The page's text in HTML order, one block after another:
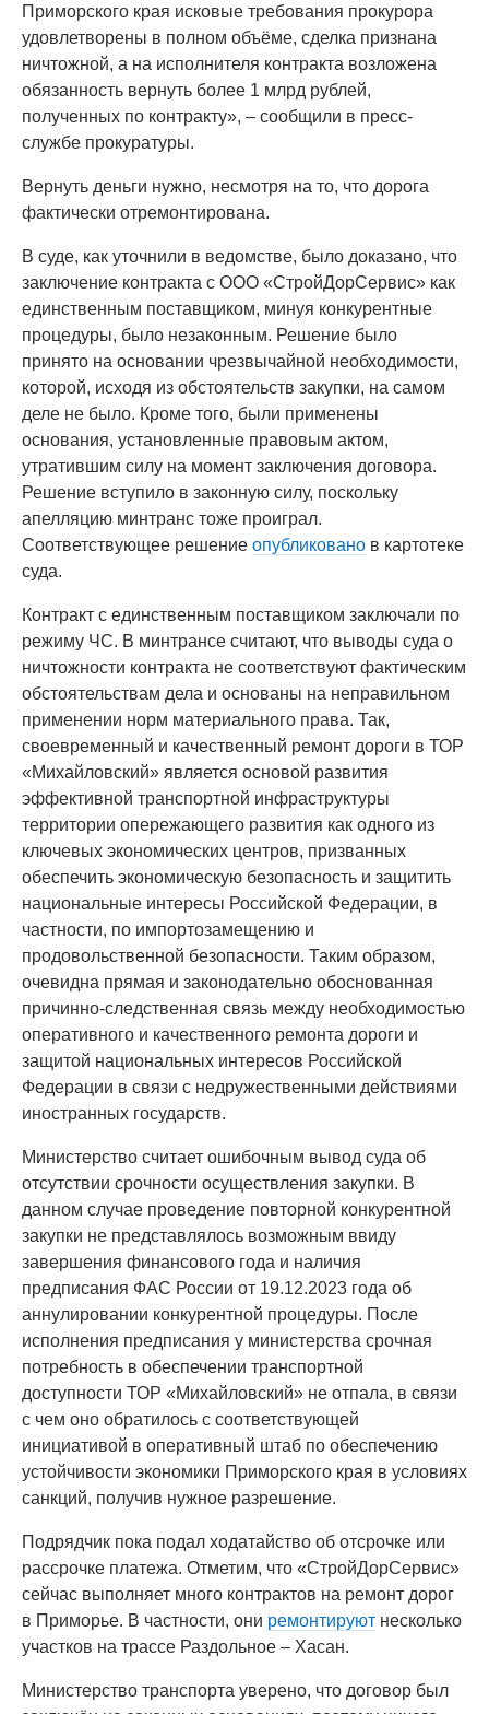
Приморского края исковые требования прокурора
удовлетворены в полном объёме, сделка признана
ничтожной, а на исполнителя контракта возложена
обязанность вернуть более 1 млрд рублей,
полученных по контракту», – сообщили в пресс-
службе прокуратуры.
Вернуть деньги нужно, несмотря на то, что дорога
фактически отремонтирована.
В суде, как уточнили в ведомстве, было доказано, что
заключение контракта с ООО «СтройДорСервис» как
единственным поставщиком, минуя конкурентные
процедуры, было незаконным. Решение было
принято на основании чрезвычайной необходимости,
которой, исходя из обстоятельств закупки, на самом
деле не было. Кроме того, были применены
основания, установленные правовым актом,
утратившим силу на момент заключения договора.
Решение вступило в законную силу, поскольку
апелляцию минтранс тоже проиграл.
Соответствующее решение опубликовано в картотеке
суда.
Контракт с единственным поставщиком заключали по
режиму ЧС. В минтрансе считают, что выводы суда о
ничтожности контракта не соответствуют фактическим
обстоятельствам дела и основаны на неправильном
применении норм материального права. Так,
своевременный и качественный ремонт дороги в ТОР
«Михайловский» является основой развития
эффективной транспортной инфраструктуры
территории опережающего развития как одного из
ключевых экономических центров, призванных
обеспечить экономическую безопасность и защитить
национальные интересы Российской Федерации, в
частности, по импортозамещению и
продовольственной безопасности. Таким образом,
очевидна прямая и законодательно обоснованная
причинно-следственная связь между необходимостью
оперативного и качественного ремонта дороги и
защитой национальных интересов Российской
Федерации в связи с недружественными действиями
иностранных государств.
Министерство считает ошибочным вывод суда об
отсутствии срочности осуществления закупки. В
данном случае проведение повторной конкурентной
закупки не представлялось возможным ввиду
завершения финансового года и наличия
предписания ФАС России от 19.12.2023 года об
аннулировании конкурентной процедуры. После
исполнения предписания у министерства срочная
потребность в обеспечении транспортной
доступности ТОР «Михайловский» не отпала, в связи
с чем оно обратилось с соответствующей
инициативой в оперативный штаб по обеспечению
устойчивости экономики Приморского края в условиях
санкций, получив нужное разрешение.
Подрядчик пока подал ходатайство об отсрочке или
рассрочке платежа. Отметим, что «СтройДорСервис»
сейчас выполняет много контрактов на ремонт дорог
в Приморье. В частности, они ремонтируют несколько
участков на трассе Раздольное – Хасан.
Министерство транспорта уверено, что договор был